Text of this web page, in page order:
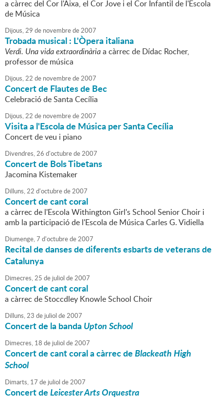
a càrrec del Cor l'Aixa, el Cor Jove i el Cor Infantil de l'Escola
de Música
Dijous,29 de novembrede2007
Trobada musical : L'Òpera italiana
Verdi. Una vida extraordinàriaa càrrec de Dídac Rocher,
professor de música
Dijous,22 de novembrede2007
Concert de Flautes de Bec
Celebració de Santa Cecília
Dijous,22 de novembrede2007
Visita a l'Escola de Música per Santa Cecília
Concert de veu i piano
Divendres,26 d'octubrede2007
Concert de Bols Tibetans
Jacomina Kistemaker
Dilluns,22 d'octubrede2007
Concert de cant coral
a càrrec de l'Escola Withington Girl's School Senior Choir i
amb la participació de l'Escola de Música Carles G. Vidiella
Diumenge,7 d'octubrede2007
Recital de danses de diferents esbarts de veterans de
Catalunya
Dimecres,25 de juliol de2007
Concert de cant coral
a càrrec de Stoccdley Knowle School Choir
Dilluns,23 de juliol de2007
Concert de la bandaUpton School
Dimecres, 18 de juliol de2007
Concert de cant coral a càrrec deBlackeath High
School
Dimarts, 17 de juliol de2007
Concert deLeicester Arts Orquestra